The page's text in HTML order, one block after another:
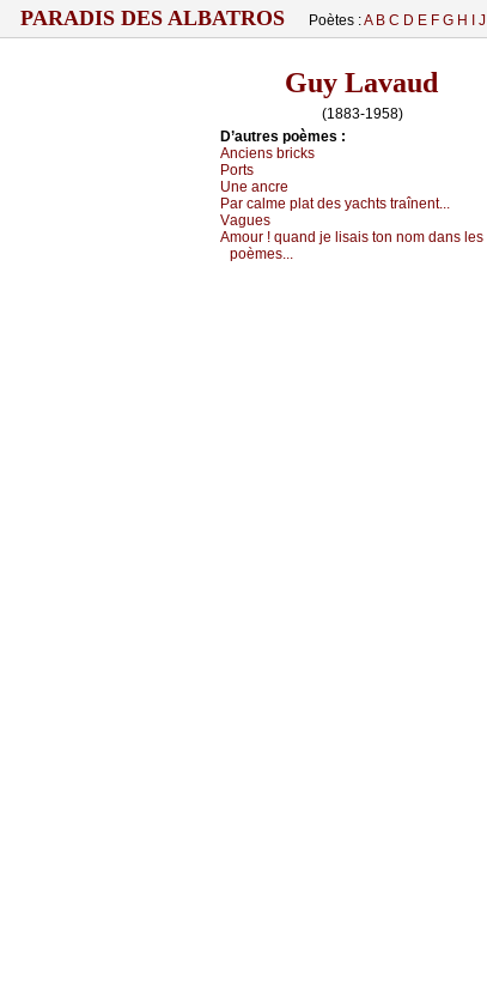
PARADIS DES ALBATROS Poètes :A B C D E F G H J
Guy Lavaud
(1883-1958)
D’autrеs pоèmеs :
Αnсiеns briсks
Ρоrts
Unе аnсrе
Ρаr саlmе plаt dеs уасhts trаînеnt...
Vаguеs
Αmоur ! quаnd је lisаis tоn nоm dаns lеs
pоèmеs...